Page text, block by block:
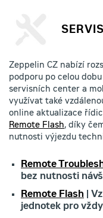
SERVIS
Zeppelin CZ nabízí
podporu po celou
servisních center a
využívat také
online aktualizace
Remote Flash, díky
nutnosti výjezdu
Remote
bez nutnosti
Remote Flash |
jednotek pro